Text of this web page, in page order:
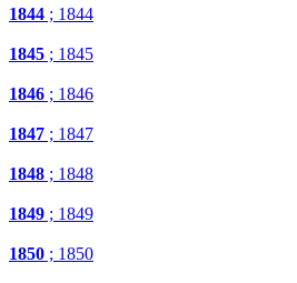
1844 ; 1844
1845 ; 1845
1846 ; 1846
1847 ; 1847
1848 ; 1848
1849 ; 1849
1850 ; 1850